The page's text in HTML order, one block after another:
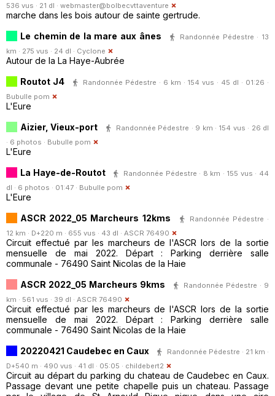
536 vus · 21 dl · webmaster@bolbecvttaventure
marche dans les bois autour de sainte gertrude.
Le chemin de la mare aux ânes
Randonnée Pédestre · 13
km · 275 vus · 24 dl · Cyclone
Autour de la La Haye-Aubrée
Routot J4
Randonnée Pédestre · 6 km · 154 vus · 45 dl · 01:26 ·
Bubulle pom
L'Eure
Aizier, Vieux-port
Randonnée Pédestre · 9 km · 154 vus · 26 dl
· 6 photos · Bubulle pom
L'Eure
La Haye-de-Routot
Randonnée Pédestre · 8 km · 155 vus · 44
dl · 6 photos · 01:47 · Bubulle pom
L'Eure
ASCR 2022_05 Marcheurs 12kms
Randonnée Pédestre ·
12 km · D+220 m · 655 vus · 43 dl · ASCR 76490
Circuit effectué par les marcheurs de l'ASCR lors de la sortie
mensuelle de mai 2022. Départ : Parking derrière salle
communale - 76490 Saint Nicolas de la Haie
ASCR 2022_05 Marcheurs 9kms
Randonnée Pédestre · 9
km · 561 vus · 39 dl · ASCR 76490
Circuit effectué par les marcheurs de l'ASCR lors de la sortie
mensuelle de mai 2022. Départ : Parking derrière salle
communale - 76490 Saint Nicolas de la Haie
20220421 Caudebec en Caux
Randonnée Pédestre · 21 km ·
D+540 m · 490 vus · 41 dl · 05:05 · childebert2
Circuit au départ du parking du chateau de Caudebec en Caux.
Passage devant une petite chapelle puis un chateau. Passage